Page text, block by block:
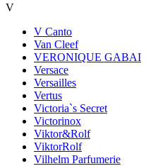
V
V Canto
Van Cleef
VERONIQUE GABAI
Versace
Versailles
Vertus
Victoria`s Secret
Victorinox
Viktor&Rolf
ViktorRolf
Vilhelm Parfumerie